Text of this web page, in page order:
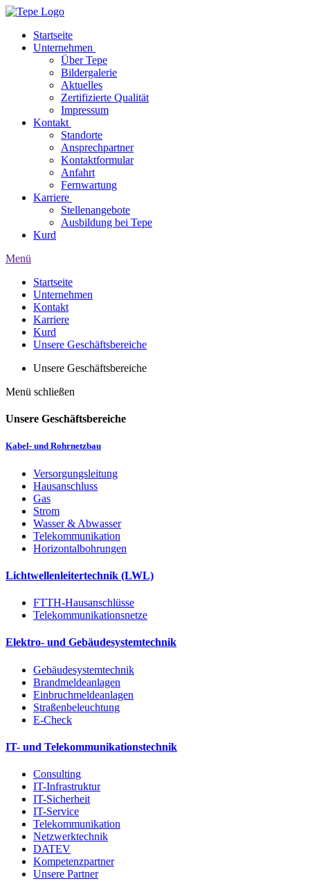
Startseite
Unternehmen
Über Tepe
Bildergalerie
Aktuelles
Zertifizierte Qualität
Impressum
Kontakt
Standorte
Ansprechpartner
Kontaktformular
Anfahrt
Fernwartung
Karriere
Stellenangebote
Ausbildung bei Tepe
Kurd
Menü
Startseite
Unternehmen
Kontakt
Karriere
Kurd
Unsere Geschäftsbereiche
Unsere Geschäftsbereiche
Menü schließen
Unsere Geschäftsbereiche
Kabel- und Rohrnetzbau
Versorgungsleitung
Hausanschluss
Gas
Strom
Wasser & Abwasser
Telekommunikation
Horizontalbohrungen
Lichtwellenleitertechnik (LWL)
FTTH-Hausanschlüsse
Telekommunikationsnetze
Elektro- und Gebäudesystemtechnik
Gebäudesystemtechnik
Brandmeldeanlagen
Einbruchmeldeanlagen
Straßenbeleuchtung
E-Check
IT- und Telekommunikationstechnik
Consulting
IT-Infrastruktur
IT-Sicherheit
IT-Service
Telekommunikation
Netzwerktechnik
DATEV
Kompetenzpartner
Unsere Partner